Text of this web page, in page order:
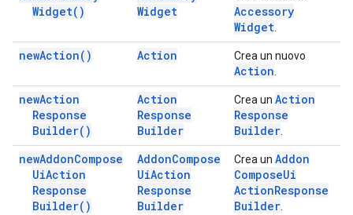
Widget( )
Widget
Accessory
Widget
newAction( ) Action Crea un nuovo
Action
newAction
Response
Builder( )
Action
Response
Builder
Crea un Action
Response
Builder
newAddonCompose
UiAction
Response
Builder( )
AddonCompose
UiAction
Response
Builder
Crea un Addon
ComposeUi
ActionResponse
Builder